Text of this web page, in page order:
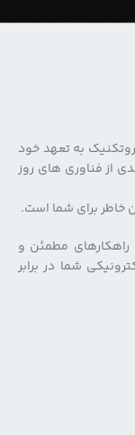
به تعهد خود
از فناوری های روز
برای شما است.
با ارائه راهکارهای مطمئن و
شما در برابر